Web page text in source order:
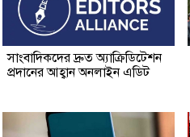
সাংবাদিকদের দ্রুত অ্যাক্রিডিটেশন
প্রদানের আহ্বান অনলাইন এডিট